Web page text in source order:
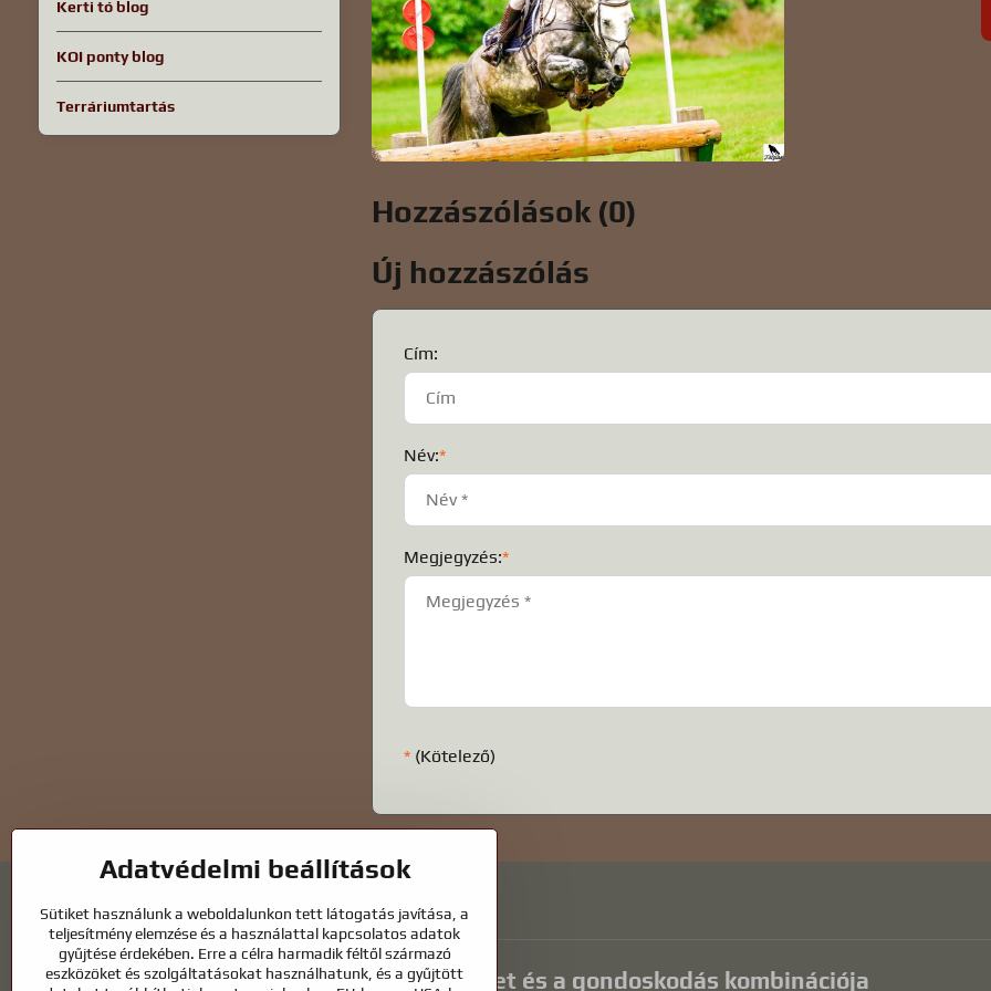
Hozzászólások (0)
Új hozzászólás
Cím:
Név:*
Megjegyzés:*
* (Kötelező)
Kerti tó blog
KOI ponty blog
Terráriumtartás
Kerti tavak és lófelszerelések – a természet és a gondoskodás kombinációja
Adatvédelmi beállítások
Sütiket használunk a weboldalunkon tett látogatás javítása, a
teljesítmény elemzése és a használattal kapcsolatos adatok
gyűjtése érdekében. Erre a célra harmadik féltől származó
eszközöket és szolgáltatásokat használhatunk, és a gyűjtött